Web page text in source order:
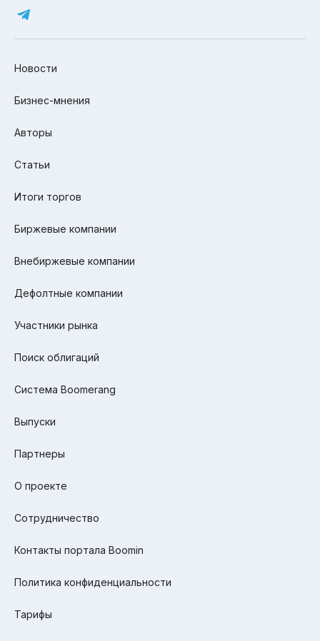
Новости
Бизнес-мнения
Авторы
Статьи
Итоги торгов
Биржевые компании
Внебиржевые компании
Дефолтные компании
Участники рынка
Поиск облигаций
Система Boomerang
Выпуски
Партнеры
О проекте
Сотрудничество
Контакты портала Boomin
Политика конфиденциальности
Тарифы